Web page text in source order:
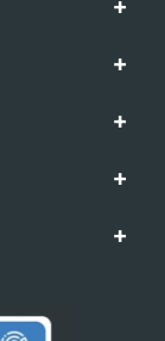
+
+
+
+